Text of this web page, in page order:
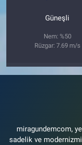
Güneşli
Nem: %50
Rüzgar: 7.69 m/s
miragundemcom,
sadelik ve